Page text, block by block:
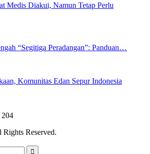
Medis Diakui, Namun Tetap Perlu
“Segitiga Peradangan”: Panduan…
Komunitas Edan Sepur Indonesia
204
Reserved.